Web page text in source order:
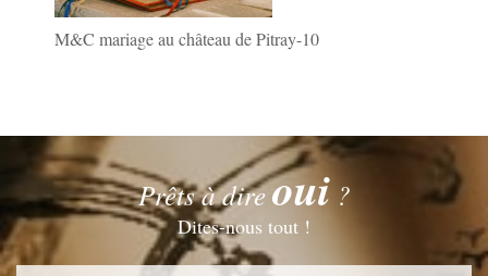
M&C mariage au château de Pitray-10
Prêts à direoui ?
Dites-nous tout !